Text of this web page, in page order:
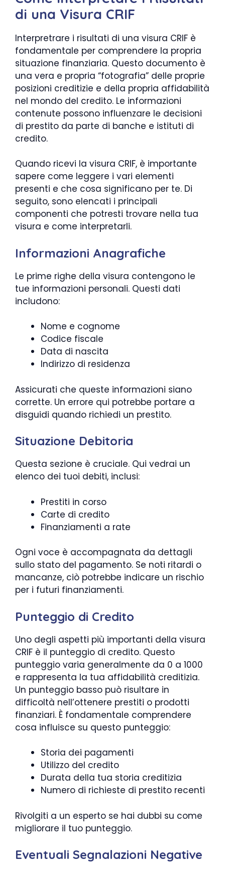
di una Visura CRIF
Interpretrare i risultati di una visura CRIF è
fondamentale per comprendere la propria
situazione finanziaria. Questo documento è
una vera e propria “fotografia” delle proprie
posizioni creditizie e della propria affidabilità
nel mondo del credito. Le informazioni
contenute possono influenzare le decisioni
di prestito da parte di banche e istituti di
credito.
Quando ricevi la visura CRIF, è importante
sapere come leggere i vari elementi
presenti e che cosa significano per te. Di
seguito, sono elencati i principali
componenti che potresti trovare nella tua
visura e come interpretarli.
Informazioni Anagrafiche
Le prime righe della visura contengono le
tue informazioni personali. Questi dati
includono:
Nome e cognome
Codice fiscale
Data di nascita
Indirizzo di residenza
Assicurati che queste informazioni siano
corrette. Un errore qui potrebbe portare a
disguidi quando richiedi un prestito.
Situazione Debitoria
Questa sezione è cruciale. Qui vedrai un
elenco dei tuoi debiti, inclusi:
Prestiti in corso
Carte di credito
Finanziamenti a rate
Ogni voce è accompagnata da dettagli
sullo stato del pagamento. Se noti ritardi o
mancanze, ciò potrebbe indicare un rischio
per i futuri finanziamenti.
Punteggio di Credito
Uno degli aspetti più importanti della visura
CRIF è il punteggio di credito. Questo
punteggio varia generalmente da 0 a 1000
e rappresenta la tua affidabilità creditizia.
Un punteggio basso può risultare in
difficoltà nell’ottenere prestiti o prodotti
finanziari. È fondamentale comprendere
cosa influisce su questo punteggio:
Storia dei pagamenti
Utilizzo del credito
Durata della tua storia creditizia
Numero di richieste di prestito recenti
Rivolgiti a un esperto se hai dubbi su come
migliorare il tuo punteggio.
Eventuali Segnalazioni Negative